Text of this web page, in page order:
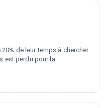
de leur temps à chercher
est perdu pour la